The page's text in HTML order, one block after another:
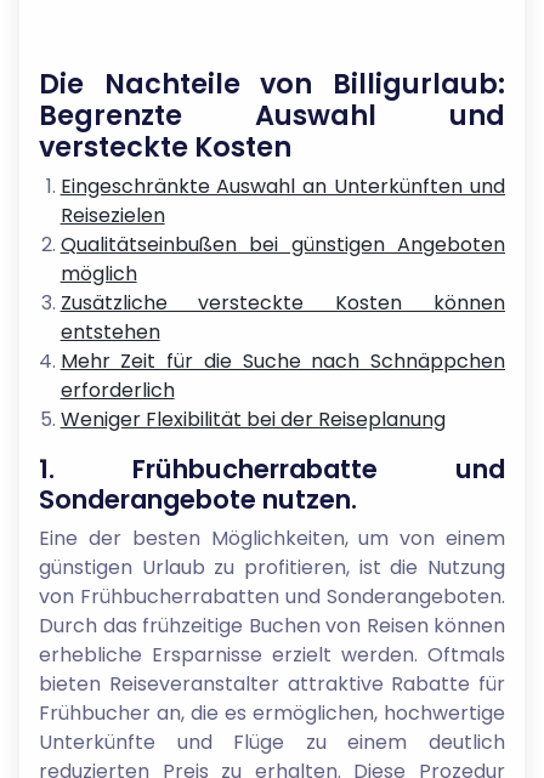
Die Nachteile von Billigurlaub:
Begrenzte Auswahl und
versteckte Kosten
Eingeschränkte Auswahl an Unterkünften und
Reisezielen
Qualitätseinbußen bei günstigen Angeboten
möglich
Zusätzliche versteckte Kosten können
entstehen
Mehr Zeit für die Suche nach Schnäppchen
erforderlich
Weniger Flexibilität bei der Reiseplanung
1. Frühbucherrabatte und
Sonderangebote nutzen.
Eine der besten Möglichkeiten, um von einem
günstigen Urlaub zu profitieren, ist die Nutzung
von Frühbucherrabatten und Sonderangeboten.
Durch das frühzeitige Buchen von Reisen können
erhebliche Ersparnisse erzielt werden. Oftmals
bieten Reiseveranstalter attraktive Rabatte für
Frühbucher an, die es ermöglichen, hochwertige
Unterkünfte und Flüge zu einem deutlich
reduzierten Preis zu erhalten. Diese Prozedur